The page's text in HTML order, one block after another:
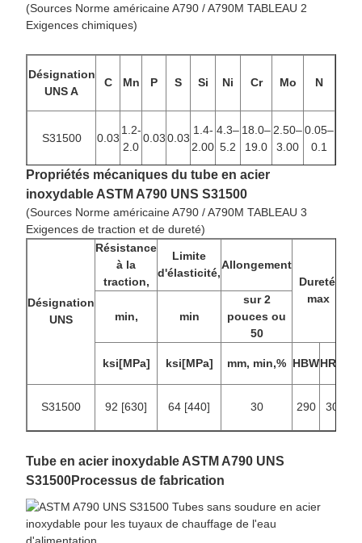
(Sources Norme américaine A790 / A790M TABLEAU 2
Exigences chimiques)
Désignation
UNS A
C Mn P S Si Ni Cr Mo N
S31500 0.03
1.2-
2.0
0.030.03
1.4-
2.00
4.3–
5.2
18.0–
19.0
2.50–
3.00
0.05–
0.1
Propriétés mécaniques du tube en acier
inoxydable ASTM A790 UNS S31500
(Sources Norme américaine A790 / A790M TABLEAU 3
Exigences de traction et de dureté)
Désignation
UNS
Résistance
à la
traction,
Limite
d'élasticité,
Allongement
Dureté,
max
min,
min
sur 2
pouces ou
50
ksi[MPa] ksi[MPa] mm, min,% HBWHRC
S31500 92 [630] 64 [440] 30 290 30
Tube en acier inoxydable ASTM A790 UNS
S31500Processus de fabrication